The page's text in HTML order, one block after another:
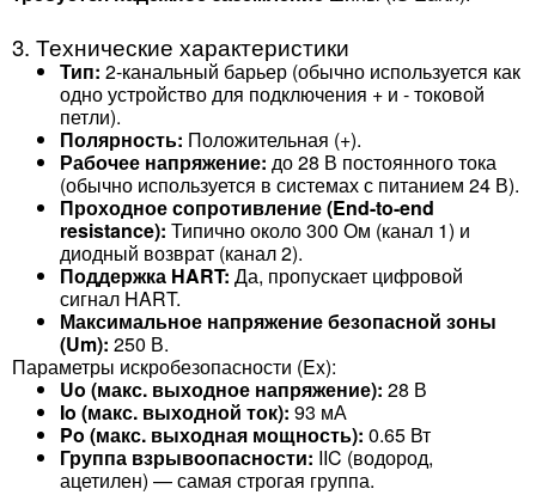
3. Технические характеристики
Тип: 2-канальный барьер (обычно используется как
одно устройство для подключения + и - токовой
петли).
Полярность: Положительная (+).
Рабочее напряжение: до 28 В постоянного тока
(обычно используется в системах с питанием 24 В).
Проходное сопротивление (End-to-end
resistance): Типично около 300 Ом (канал 1) и
диодный возврат (канал 2).
Поддержка HART: Да, пропускает цифровой
сигнал HART.
Максимальное напряжение безопасной зоны
(Um): 250 В.
Параметры искробезопасности (Ex):
Uo (макс. выходное напряжение): 28 В
Io (макс. выходной ток): 93 мА
Po (макс. выходная мощность): 0.65 Вт
Группа взрывоопасности: IIC (водород,
ацетилен) — самая строгая группа.